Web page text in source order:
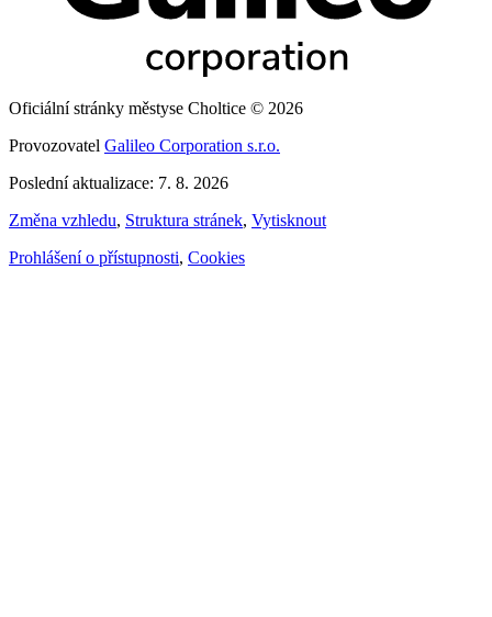
Oficiální stránky městyse Choltice © 2026
Provozovatel Galileo Corporation s.r.o.
Poslední aktualizace: 7. 8. 2026
Změna vzhledu, Struktura stránek, Vytisknout
Prohlášení o přístupnosti, Cookies